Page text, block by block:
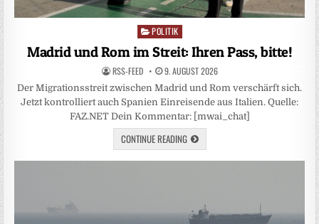
Posted
in
POLITIK
Madrid und Rom im Streit: Ihren Pass, bitte!
RSS-FEED 9. AUGUST 2026
Der Migrationsstreit zwischen Madrid und Rom verschärft sich.
Jetzt kontrolliert auch Spanien Einreisende aus Italien. Quelle:
FAZ.NET Dein Kommentar: [mwai_chat]
CONTINUE READING